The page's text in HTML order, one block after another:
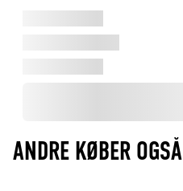
ANDRE KØBER OGSÅ